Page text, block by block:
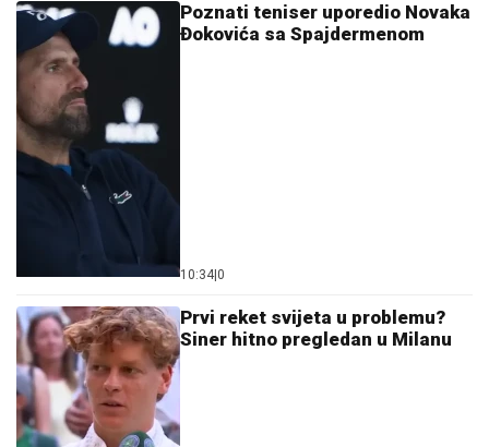
Poznati teniser uporedio Novaka
Đokovića sa Spajdermenom
10:34 0
Prvi reket svijeta u problemu?
Siner hitno pregledan u Milanu